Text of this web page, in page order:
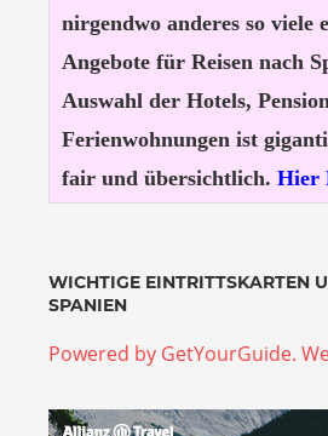
nirgendwo anderes so viele
Angebote für Reisen nach
Auswahl der Hotels,
Ferienwohnungen ist
fair und übersichtlich. Hier
WICHTIGE EINTRITTSKARTEN
SPANIEN
Powered by GetYourGuide.